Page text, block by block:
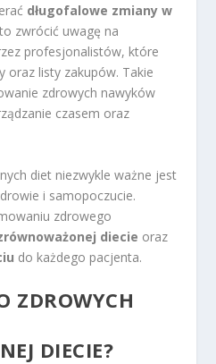
długofalowe zmiany w
zwrócić uwagę na
profesjonalistów, które
oraz listy zakupów. Takie
zdrowych nawyków
czasem oraz
diet niezwykle ważne jest
i samopoczucie.
zdrowego
diecie oraz
do każdego pacjenta.
ZDROWYCH
DIECIE?